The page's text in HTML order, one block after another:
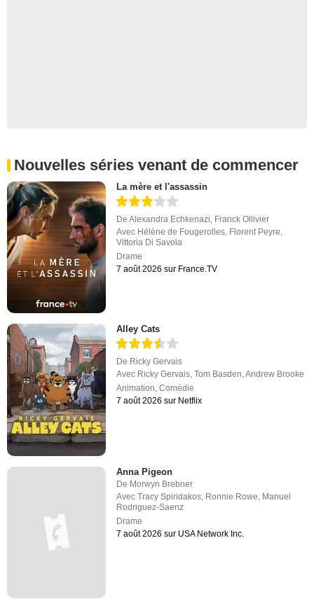
Nouvelles séries venant de commencer
La mère et l'assassin
DeAlexandra Echkenazi, Franck Ollivier
Avec Hélène de Fougerolles, Florent Peyre,
Vittoria Di Savoia
Drame
7 août 2026 sur France.TV
Alley Cats
De Ricky Gervais
Avec Ricky Gervais,Tom Basden,Andrew Brooke
Animation,Comédie
7 août 2026 sur Netflix
Anna Pigeon
De Morwyn Brebner
AvecTracy Spiridakos Ronnie Rowe Manuel
Rodriguez-Saenz
Drame
7 août 2026 sur USA Network Inc.